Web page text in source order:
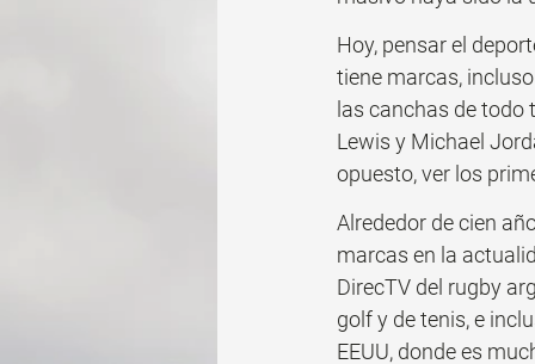
Hoy, pensar el
tiene marcas,
las canchas de
Lewis y Michael
opuesto, ver los
Alrededor de cien
marcas en la
DirecTV del rugby
golf y de tenis, e
EEUU, donde es